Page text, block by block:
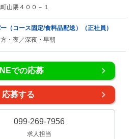
山隈４００－１
（コース固定/食料品配送）（正社員）
・夜／深夜・早朝
での応募
応募する
099-269-7956
求人担当